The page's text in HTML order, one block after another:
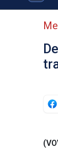
menu